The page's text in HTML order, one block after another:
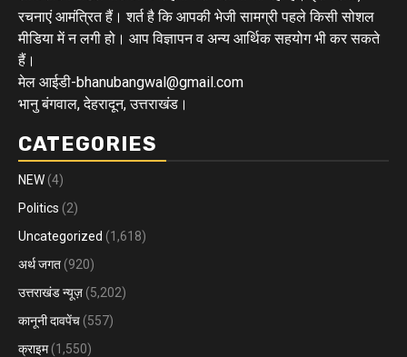
रचनाएं आमंत्रित हैं। शर्त है कि आपकी भेजी सामग्री पहले किसी सोशल
मीडिया में न लगी हो। आप विज्ञापन व अन्य आर्थिक सहयोग भी कर सकते
हैं।
मेल आईडी-bhanubangwal@gmail.com
भानु बंगवाल, देहरादून, उत्तराखंड।
CATEGORIES
NEW (4)
Politics (2)
Uncategorized (1,618)
अर्थ जगत (920)
उत्तराखंड न्यूज़ (5,202)
कानूनी दावपेंच (557)
क्राइम(1,550)